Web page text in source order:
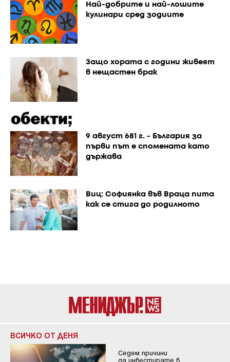
Най-добрите и най-лошите
кулинари сред зодиите
Защо хората с години живеят
в нещастен брак
9 август 681 г. - България за
първи път е спомената като
държава
Виц: Софиянка във Враца пита
как се стига до родилното
ВСИЧКО ОТ ДЕНЯ
Седем причини
да инвестирате в